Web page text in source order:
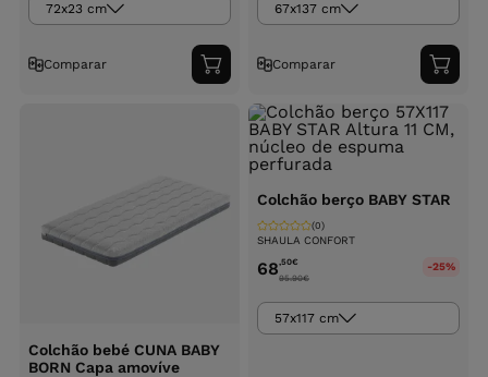
72x23 cm
Comparar
Adicionar
ao
carrinho
67x137 cm
Comparar
ao
Colchão bebé CUNA BABY
BORN Capa amovíve
Colchão berço BABY STAR
SHAULA CONFORT
(0)
68,50€
95.90€
-25%
57x117 cm